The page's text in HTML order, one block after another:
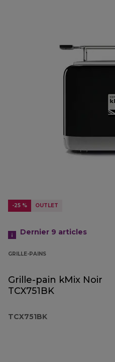
-25 % OUTLET
Dernier 9 articles
GRILLE-PAINS
Grille-pain kMix Noir
TCX751BK
TCX751BK